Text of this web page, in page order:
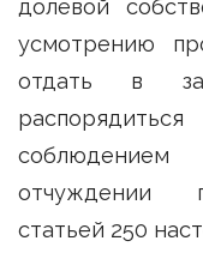
долевой
усмотрению
отдать в
отчуждении
статьей 250